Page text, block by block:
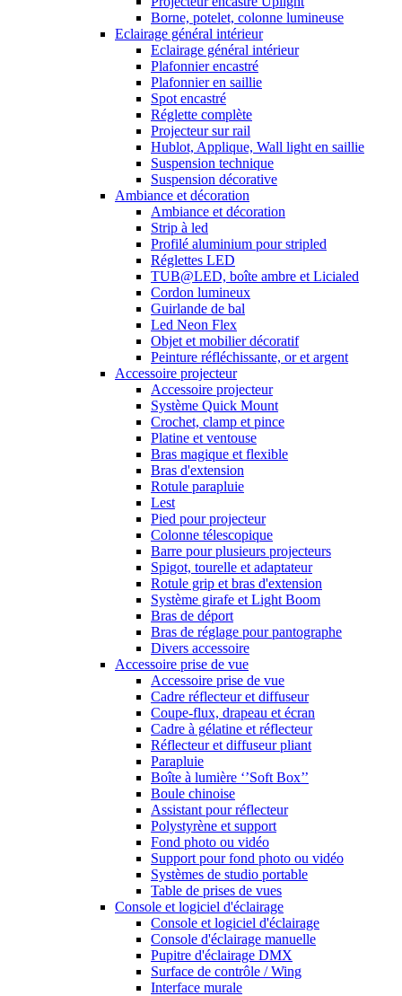
Borne, potelet, colonne lumineuse
Eclairage général intérieur
Eclairage général intérieur
Plafonnier encastré
Plafonnier en saillie
Spot encastré
Réglette complète
Projecteur sur rail
Hublot, Applique, Wall light en saillie
Suspension technique
Suspension décorative
Ambiance et décoration
Ambiance et décoration
Strip à led
Profilé aluminium pour stripled
Réglettes LED
TUB@LED, boîte ambre et Licialed
Cordon lumineux
Guirlande de bal
Led Neon Flex
Objet et mobilier décoratif
Peinture réfléchissante, or et argent
Accessoire projecteur
Accessoire projecteur
Système Quick Mount
Crochet, clamp et pince
Platine et ventouse
Bras magique et flexible
Bras d'extension
Rotule parapluie
Lest
Pied pour projecteur
Colonne télescopique
Barre pour plusieurs projecteurs
Spigot, tourelle et adaptateur
Rotule grip et bras d'extension
Système girafe et Light Boom
Bras de déport
Bras de réglage pour pantographe
Divers accessoire
Accessoire prise de vue
Accessoire prise de vue
Cadre réflecteur et diffuseur
Coupe-flux, drapeau et écran
Cadre à gélatine et réflecteur
Réflecteur et diffuseur pliant
Parapluie
Boîte à lumière ‘’Soft Box’’
Boule chinoise
Assistant pour réflecteur
Polystyrène et support
Fond photo ou vidéo
Support pour fond photo ou vidéo
Systèmes de studio portable
Table de prises de vues
Console et logiciel d'éclairage
Console et logiciel d'éclairage
Console d'éclairage manuelle
Pupitre d'éclairage DMX
Surface de contrôle / Wing
Interface murale